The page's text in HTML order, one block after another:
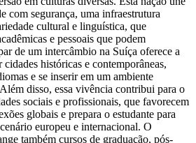
com segurança, uma infraestrutura
cultural e linguística, que
e pessoais que podem
de um intercâmbio na Suíça oferece a
históricas e contemporâneas,
e se inserir em um ambiente
disso, essa vivência contribui para o
sociais e profissionais, que favorecem
globais e prepara o estudante para
europeu e internacional. O
também cursos de graduação, pós-